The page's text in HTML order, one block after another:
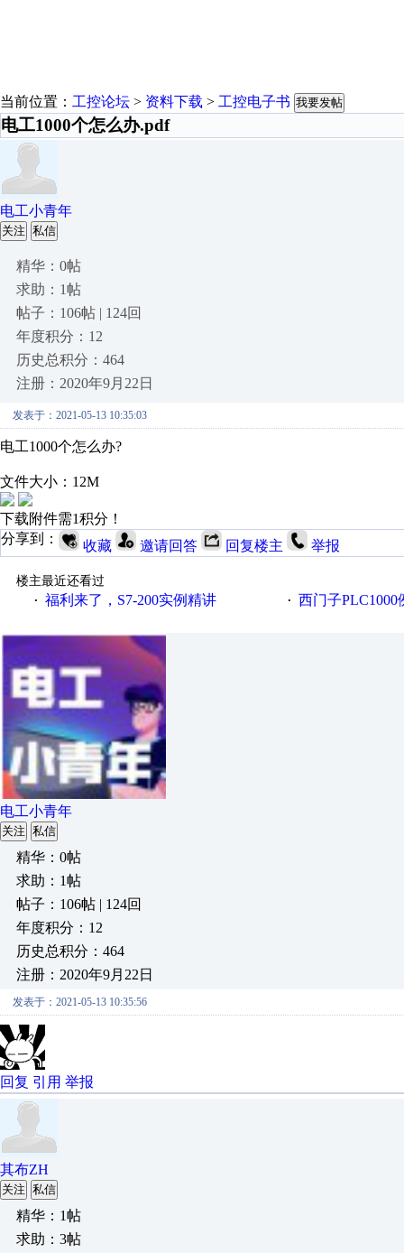
当前位置： 工控论坛 > 资料下载 > 工控电子书 我要发帖
电工1000个怎么办.pdf
电工小青年
关注 私信
精华：0帖
求助：1帖
帖子：106帖 | 124回
年度积分：12
历史总积分：464
注册：2020年9月22日
发表于：2021-05-13 10:35:03
电工1000个怎么办?
文件大小：12M
下载附件需1积分！
分享到：
收藏 邀请回答 回复楼主 举报
楼主最近还看过
· 福利来了，S7-200实例精讲 · 西门子PLC1000
电工小青年
关注 私信
精华：0帖
求助：1帖
帖子：106帖 | 124回
年度积分：12
历史总积分：464
注册：2020年9月22日
发表于：2021-05-13 10:35:56
回复 引用 举报
其布ZH
关注 私信
精华：1帖
求助：3帖